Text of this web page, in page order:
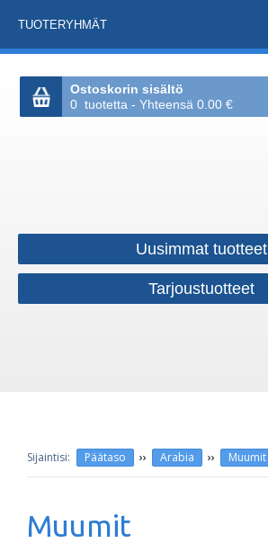
TUOTERYHMÄT
Ostoskorin sisältö
0 tuotetta - Yhteensä 0.00 €
Uusimmat tuotteet
Tarjoustuotteet
Päätaso ›› Arabia ›› Muumit
Muumit